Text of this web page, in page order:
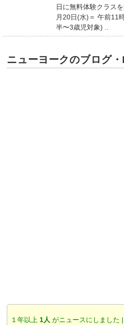
日に無料体験クラス
月20日(水)＝ 午前11
半〜3歳児対象) ..
ニューヨークのブログ
１年以上 1人 がニュースにしました